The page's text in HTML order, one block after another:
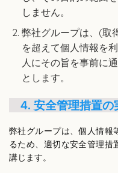
しません。
弊社グループは、(取
を超えて個人情報を
人にその旨を事前に
とします。
4. 安全管理措置の
弊社グループは、個人情報
るため、適切な安全管理措
講じます。